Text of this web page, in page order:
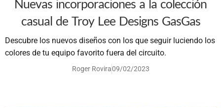
Nuevas incorporaciones a la colección
casual de Troy Lee Designs GasGas
Descubre los nuevos diseños con los que seguir luciendo los
colores de tu equipo favorito fuera del circuito.
Roger Rovira09/02/2023